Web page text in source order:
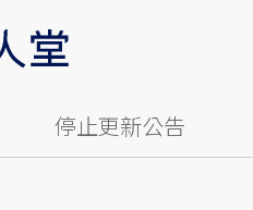
停止更新公告